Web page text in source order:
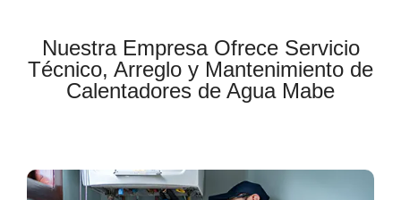
Nuestra Empresa Ofrece Servicio
Técnico, Arreglo y Mantenimiento de
Calentadores de Agua Mabe